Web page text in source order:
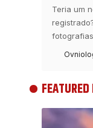
Teria um
fotografias